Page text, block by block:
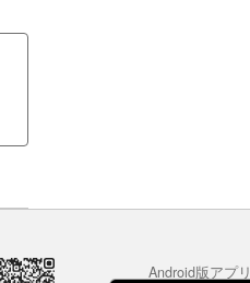
Android版アプリ